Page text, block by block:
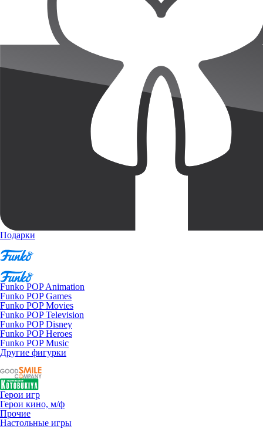
Подарки
Funko POP Animation
Funko POP Games
Funko POP Movies
Funko POP Television
Funko POP Disney
Funko POP Heroes
Funko POP Music
Другие фигурки
Герои игр
Герои кино, м/ф
Прочие
Настольные игры